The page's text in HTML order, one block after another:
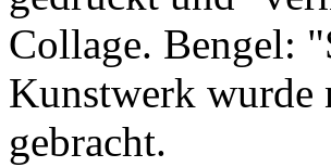
Collage. Bengel:
Kunstwerk wurde
gebracht.